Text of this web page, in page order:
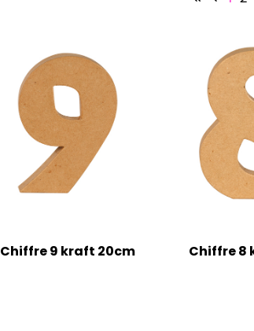
Chiffre 9 kraft 20cm Chiffre 8